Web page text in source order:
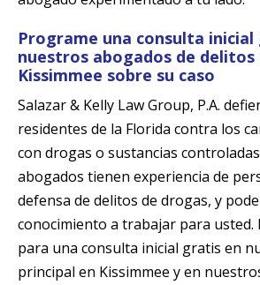
Programe una consulta
nuestros abogados de delitos
Kissimmee sobre su caso
Salazar & Kelly Law Group, P.A.
residentes de la Florida contra los
con drogas o sustancias
abogados tienen experiencia de
defensa de delitos de drogas, y
conocimiento a trabajar para usted.
para una consulta inicial gratis en
principal en Kissimmee y en